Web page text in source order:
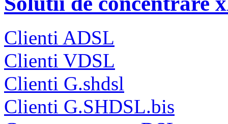
Clienti ADSL
Clienti VDSL
Clienti G.shdsl
Clienti G.SHDSL.bis